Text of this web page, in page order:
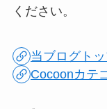
ください。
当ブログト
Cocoonカテ